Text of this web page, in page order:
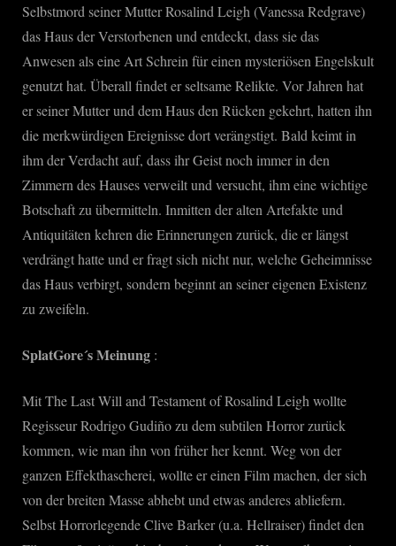
Selbstmord seiner Mutter Rosalind Leigh (Vanessa Redgrave)
das Haus der Verstorbenen und entdeckt, dass sie das
Anwesen als eine Art Schrein für einen mysteriösen Engelskult
genutzt hat. Überall findet er seltsame Relikte. Vor Jahren hat
er seiner Mutter und dem Haus den Rücken gekehrt, hatten ihn
die merkwürdigen Ereignisse dort verängstigt. Bald keimt in
ihm der Verdacht auf, dass ihr Geist noch immer in den
Zimmern des Hauses verweilt und versucht, ihm eine wichtige
Botschaft zu übermitteln. Inmitten der alten Artefakte und
Antiquitäten kehren die Erinnerungen zurück, die er längst
verdrängt hatte und er fragt sich nicht nur, welche Geheimnisse
das Haus verbirgt, sondern beginnt an seiner eigenen Existenz
zu zweifeln.
SplatGore´s Meinung :
Mit The Last Will and Testament of Rosalind Leigh wollte
Regisseur Rodrigo Gudiño zu dem subtilen Horror zurück
kommen, wie man ihn von früher her kennt. Weg von der
ganzen Effekthascherei, wollte er einen Film machen, der sich
von der breiten Masse abhebt und etwas anderes abliefern.
Selbst Horrorlegende Clive Barker (u.a. Hellraiser) findet den